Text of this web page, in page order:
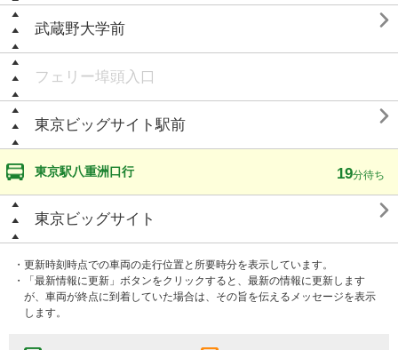
武蔵野大学前 
フェリー埠頭入口
東京ビッグサイト駅前 
東京駅八重洲口行 19分待ち
東京ビッグサイト 
・更新時刻時点での車両の走行位置と所要時分を表示しています。
・「最新情報に更新」ボタンをクリックすると、最新の情報に更新します
が、車両が終点に到着していた場合は、その旨を伝えるメッセージを表示
します。